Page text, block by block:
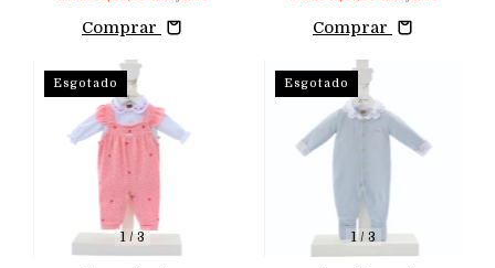
Comprar Comprar
1/3
Esgotado
1/ 3
Esgotado